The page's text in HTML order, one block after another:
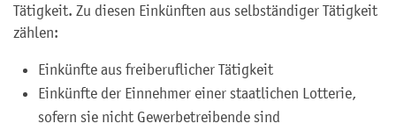
Tätigkeit. Zu diesen Einkünften aus selbständiger Tätigkeit
zählen:
Einkünfte aus freiberuflicher Tätigkeit
Einkünfte der Einnehmer einer staatlichen Lotterie,
sofern sie nicht Gewerbetreibende sind